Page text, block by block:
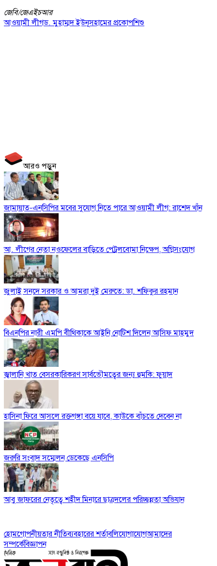
জেবি/জেএইচআর
আওয়ামী লীগড. মুহাম্মদ ইউনূসহামের প্রকোপশিশু
আরও পড়ুন
জামায়াত-এনসিপির মবের সুযোগ নিতে পারে আওয়ামী লীগ: রাশেদ খাঁন
আ. লীগের নেতা নওফেলের বাড়িতে পেট্রলবোমা নিক্ষেপ, অগ্নিসংযোগ
জুলাই সনদে সরকার ও আমরা দুই মেরুতে: ডা. শফিকুর রহমান
বিএনপির নারী এমপি বীথিকাকে আইনি নোটিশ দিলেন আসিফ মাহমুদ
জ্বালানি খাত বেসরকারিকরণ সার্বভৌমত্বের জন্য হুমকি: ফুয়াদ
হাসিনা ফিরে আসলে রক্তগঙ্গা বয়ে যাবে, কাউকে বাঁচতে দেবেন না
জরুরি সংবাদ সম্মেলন ডেকেছে এনসিপি
আবু জাফরের নেতৃত্বে শহীদ মিনারে ছাত্রদলের পরিচ্ছন্নতা অভিযান
হোমগোপনীয়তার নীতিব্যবহারের শর্তাবলিযোগাযোগআমাদের
সম্পর্কেবিজ্ঞাপন